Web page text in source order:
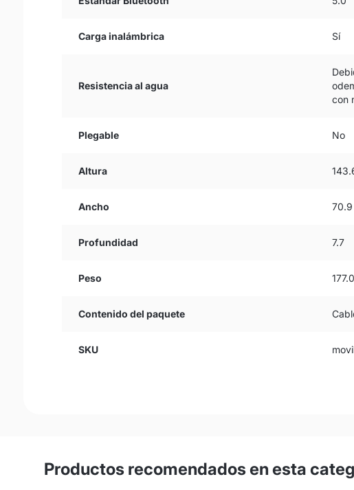
Carga inalámbrica Sí
Resistencia al agua
con
Plegable No
Altura
Ancho 70.9
Profundidad 7.7
Peso
Contenido del paquete
SKU
Productos recomendados en esta